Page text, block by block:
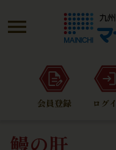
会員登録 ログ
鰻の肝